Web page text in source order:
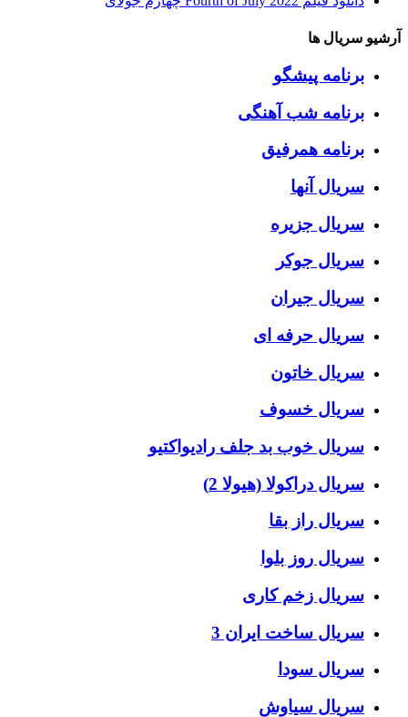
آرشیو سریال ها
برنامه پیشگو
برنامه شب آهنگی
برنامه همرفیق
سریال آنها
سریال جزیره
سریال جوکر
سریال جیران
سریال حرفه ای
سریال خاتون
سریال خسوف
سریال خوب بد جلف رادیواکتیو
سریال دراکولا (هیولا 2)
سریال راز بقا
سریال روز بلوا
سریال زخم کاری
سریال ساخت ایران 3
سریال سودا
سریال سیاوش